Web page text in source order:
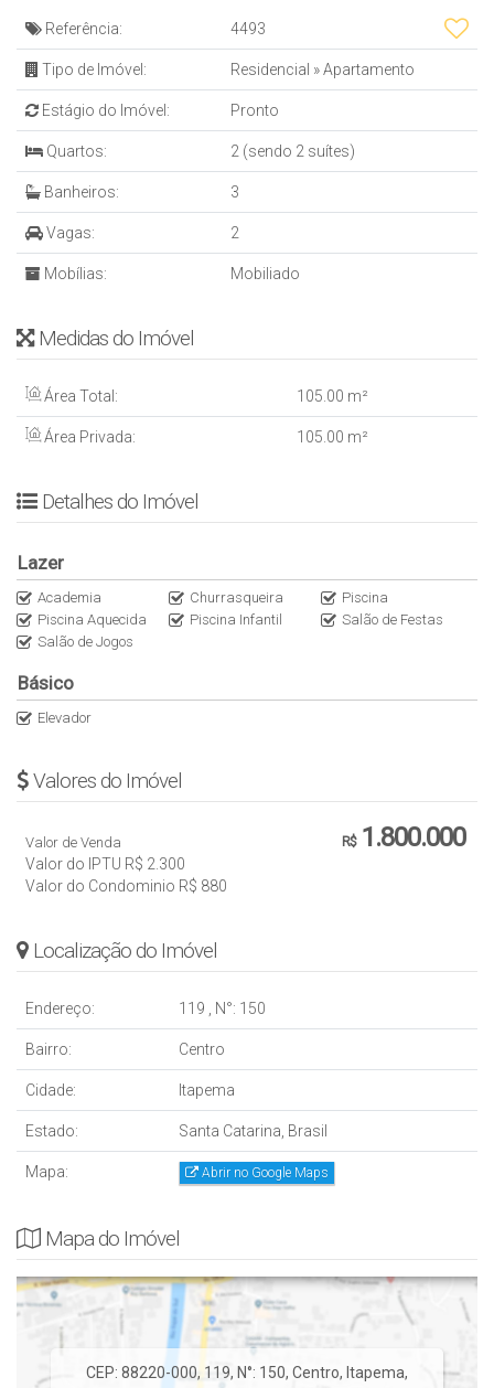
- Guarita de sergurança
- 04 aptos por andar
- Elevador
ÁREA DE LAZER
- Piscinas adulto e infantil aquecidas
- Salão de festas
- Espaço gourmet
- Brinquedoteca
- Bar molhado
- Mini golfe
- Cond: 880,00
- IPTU: 2.300,00
VALOR - R$ 1.800.000
- Estuda troca por terreno ou casa em Camboriú
- Estuda propostas
Referência: 4493
Tipo de Imóvel: Residencial »Apartamento
Estágio do Imóvel: Pronto
Quartos: 2 (sendo 2 suítes)
Banheiros: 3
Vagas: 2
Mobílias: Mobiliado
Medidas do Imóvel
Área Total: 105 .00 m²
Área Privada: 105 .00 m²
Detalhes do Imóvel
Lazer
Academia Churrasqueira
Piscina
Piscina Aquecida
Piscina Infantil
Salão de Festas
Salão de Jogos
Básico
Elevador
Valores do Imóvel
R$1.800.000
Valor de Venda
Valor do IPTU R$ 2.300
Valor do Condominio R$ 880
Localização do Imóvel
Endereço: 119 N°: 150
Bairro: Centro
Cidade: Itapema
Estado: Santa Catarina, Brasil
Mapa: Abrir no Google Maps
Mapa do Imóvel
CEP: 88220-000, 119, N°: 150, Centro, Itapema,